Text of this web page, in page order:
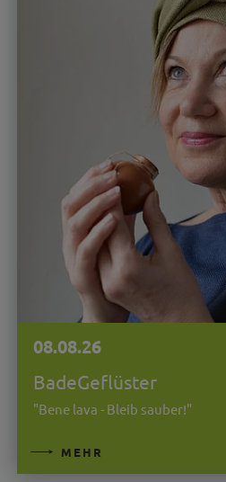
08.08.26
BadeGeflüster
"Bene lava - Bleib sauber!"
MEHR